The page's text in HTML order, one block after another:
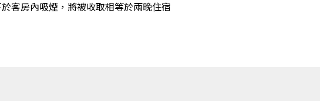
客房內吸煙，將被收取相等於兩晚住宿